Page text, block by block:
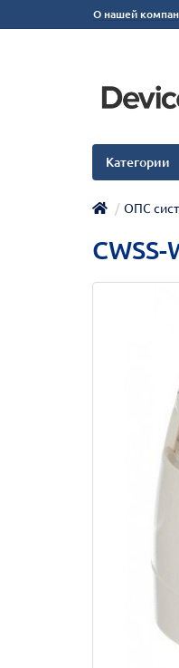
О нашей
Категории
ОПС
CWSS-